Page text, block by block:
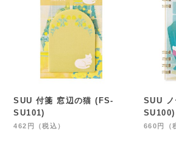
SUU 付箋 窓辺の猫 (FS-
SU101)
462円（税込）
SUU
SU100)
660円（